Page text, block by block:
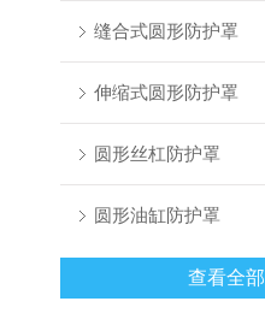
缝合式圆形防护罩
伸缩式圆形防护罩
圆形丝杠防护罩
圆形油缸防护罩
查看全部